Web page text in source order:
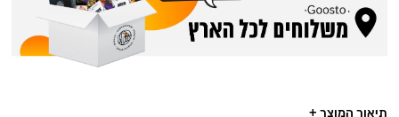
תיאור המוצר +